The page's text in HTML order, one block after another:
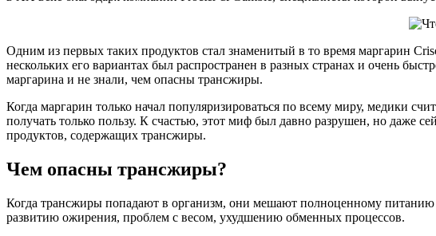
Одним из первых таких продуктов стал знаменитый в то время маргарин
нескольких его вариантах был распространен в разных странах и очень
маргарина и не знали, чем опасны трансжиры.
Когда маргарин только начал популяризироваться по всему миру, медики
получать только пользу. К счастью, этот миф был давно разрушен, но даже
продуктов, содержащих трансжиры.
Чем опасны трансжиры?
Когда трансжиры попадают в организм, они мешают полноценному питанию
развитию ожирения, проблем с весом, ухудшению обменных процессов.